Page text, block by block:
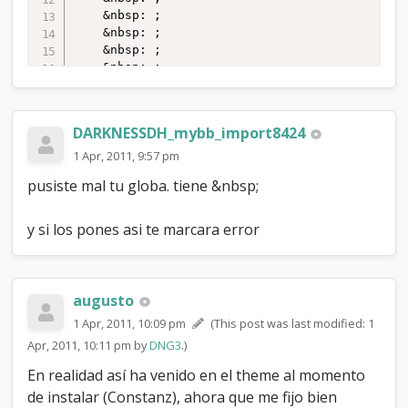
DARKNESSDH_mybb_import8424
1 Apr, 2011, 9:57 pm
pusiste mal tu globa. tiene &nbsp;
y si los pones asi te marcara error
augusto
1 Apr, 2011, 10:09 pm
(This post was last modified: 1
Apr, 2011, 10:11 pm byDNG3.)
En realidad así ha venido en el theme al momento
de instalar (Constanz), ahora que me fijo bien